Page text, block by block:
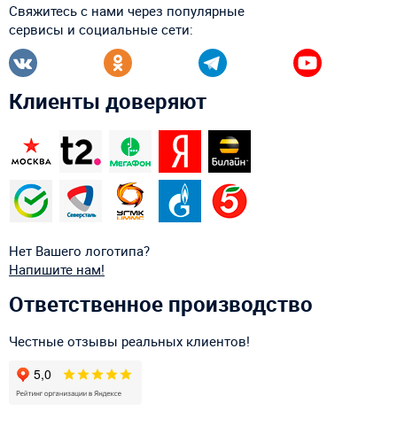
Свяжитесь с нами через популярные
сервисы и социальные сети:
Клиенты доверяют
Нет Вашего логотипа?
Напишите нам!
Ответственное производство
Честные отзывы реальных клиентов!